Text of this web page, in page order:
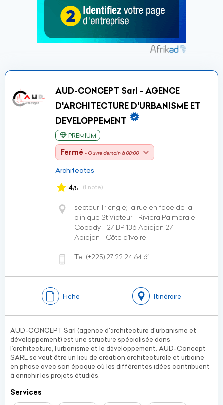
AUD-CONCEPT Sarl - AGENCE
D'ARCHITECTURE D'URBANISME ET
DEVELOPPEMENT
PREMIUM
Fermé - Ouvre demain à 08:00
Architectes
4/5 (1 note)
secteur Triangle; la rue en face de la
clinique St Viateur - Riviera Palmeraie
Cocody - 27 BP 136 Abidjan 27
Abidjan - Côte d’Ivoire
Tel:(+225) 27 22 24 64 61
Fiche Itinéraire
AUD-CONCEPT Sarl (agence d'architecture d'urbanisme et
développement) est une structure spécialisée dans
l’architecture, l’urbanisme et le développement. AUD-Concept
SARL se veut être un lieu de création architecturale et urbaine
en phase avec son époque où les différentes idées contribuent
à enrichir les projets étudiés.
Services